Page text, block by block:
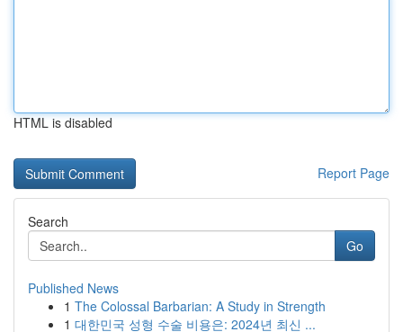
HTML is disabled
Report Page
Search
Go
Published News
1 The Colossal Barbarian: A Study in Strength
1 대한민국 성형 수술 비용은: 2024년 최신 ...